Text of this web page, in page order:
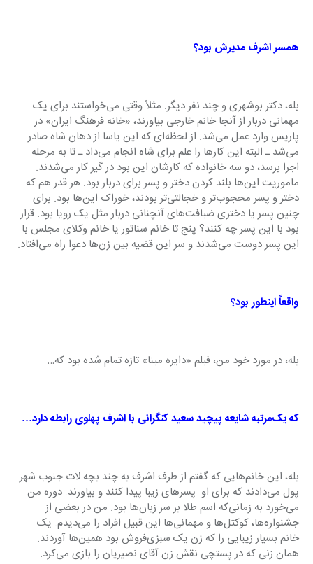
همسر اشرف مدیرش بود؟
بله، دکتر بوشهری و چند نفر دیگر. مثلاً وقتی می‌خواستند برای یک
مهمانی دربار از آنجا خانم خارجی بیاورند، «خانه فرهنگ ایران» در
پاریس وارد عمل می‌شد. از لحظه‌ای که این یاسا از دهان شاه صادر
می‌شد ـ البته این کارها را علم برای شاه انجام می‌داد ـ تا به مرحله
اجرا برسد، دو سه خانواده که کارشان این بود در گیر کار می‌شدند.
ماموریت این‌ها بلند کردن دختر و پسر برای دربار بود. هر قدر هم که
دختر و پسر محجوب‌تر و خجالتی‌تر بودند، خوراک این‌ها بود. برای
چنین پسر یا دختری ضیافت‌های آنچنانی دربار مثل یک رویا بود. قرار
بود با این پسر چه کنند؟ پنج تا خانم سناتور یا خانم وکلای مجلس با
این پسر دوست می‌شدند و سر این قضیه بین زن‌ها دعوا راه می‌افتاد.
واقعاً اینطور بود؟
بله، در مورد خود من، فیلم «دایره مینا» تازه تمام شده بود که…
که یک‌مرتبه شایعه پیچید سعید کنگرانی با اشرف پهلوی رابطه دارد…
بله، این خانم‌هایی که گفتم از طرف اشرف به چند بچه لات جنوب شهر
پول می‌دادند که برای او  پسرهای زیبا پیدا کنند و بیاورند. دوره من
می‌خورد به زمانی‌که اسم طلا بر سر زبان‌ها بود. من در بعضی از
جشنواره‌ها، کوکتل‌ها و مهمانی‌ها این قبیل افراد را می‌دیدم. یک
خانم بسیار زیبایی را که زن یک سبزی‌فروش بود همین‌ها آوردند.
همان زنی که در پستچی نقش زن آقای نصیریان را بازی می‌کرد.